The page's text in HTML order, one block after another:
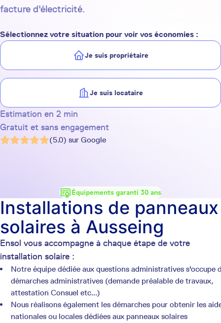
facture d'électricité.
Sélectionnez votre situation pour voir vos économies :
Je suis propriétaire
Je suis locataire
Estimation en 2 min
Gratuit et sans engagement
(5.0) sur Google
Équipements garanti 30 ans
Ensol vous accompagne à chaque étape de votre
installation solaire :
Notre équipe dédiée aux questions administratives s'occupe
démarches administratives (demande préalable de travaux,
attestation Consuel etc...)
Nous réalisons également les démarches pour obtenir les
nationales ou locales dédiées aux panneaux solaires
Installations de panneaux
solaires à Ausseing